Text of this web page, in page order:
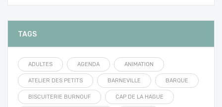
TAGS
ADULTES AGENDA ANIMATION
ATELIER DES PETITS BARNEVILLE BARQUE
BISCUITERIE BURNOUF CAP DE LA HAGUE